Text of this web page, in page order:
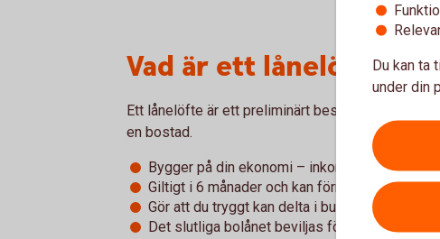
Vad är ett lånelöfte?
Ett lånelöfte är ett preliminärt besked från banken
en bostad.
Bygger på din ekonomi – inkomst, utgifter
Giltigt i 6 månader och kan förnyas
Gör att du tryggt kan delta i budgivningar
Det slutliga bolånet beviljas först när du hittat
Du kan ta
under din